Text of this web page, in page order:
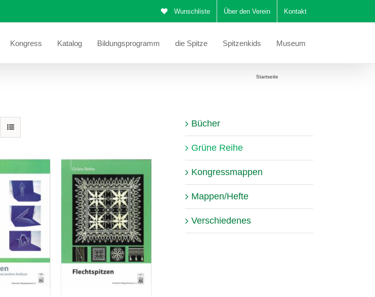
Wunschliste Über den Verein Kontakt
Kongress Katalog Bildungsprogramm die Spitze Spitzenkids Museum
Startseite
Bücher
Grüne Reihe
Kongressmappen
Mappen/Hefte
Verschiedenes